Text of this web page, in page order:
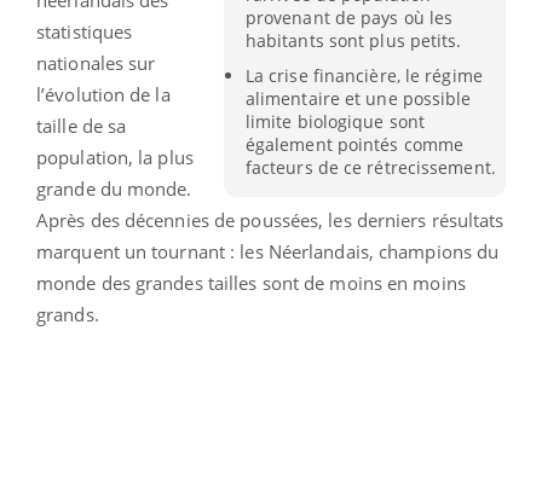
provenant de pays où les
habitants sont plus petits.
La crise financière, le régime
alimentaire et une possible
limite biologique sont
également pointés comme
facteurs de ce rétrecissement.
statistiques
nationales sur
l’évolution de la
taille de sa
population, la plus
grande du monde.
Après des décennies de poussées, les derniers résultats
marquent un tournant : les Néerlandais, champions du
monde des grandes tailles sont de moins en moins
grands.